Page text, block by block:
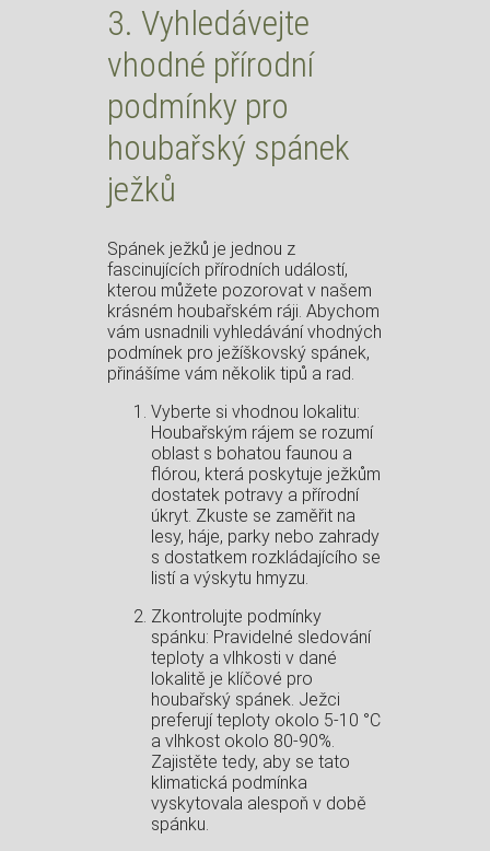
3. Vyhledávejte
vhodné přírodní
podmínky pro
houbařský spánek
ježků
Spánek ježků je jednou z
fascinujících přírodních událostí,
kterou můžete pozorovat v našem
krásném houbařském ráji. Abychom
vám usnadnili vyhledávání vhodných
podmínek pro ježíškovský spánek,
přinášíme vám několik tipů a rad.
Vyberte si vhodnou lokalitu:
Houbařským rájem se rozumí
oblast s bohatou faunou a
flórou, která poskytuje ježkům
dostatek potravy a přírodní
úkryt. Zkuste se zaměřit na
lesy, háje, parky nebo zahrady
s dostatkem rozkládajícího se
listí a výskytu hmyzu.
Zkontrolujte podmínky
spánku: Pravidelné sledování
teploty a vlhkosti v dané
lokalitě je klíčové pro
houbařský spánek. Ježci
preferují teploty okolo 5-10 °C
a vlhkost okolo 80-90%.
Zajistěte tedy, aby se tato
klimatická podmínka
vyskytovala alespoň v době
spánku.